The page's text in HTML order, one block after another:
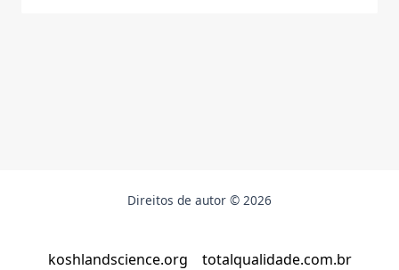
Direitos de autor © 2026
koshlandscience.org
totalqualidade.com.br